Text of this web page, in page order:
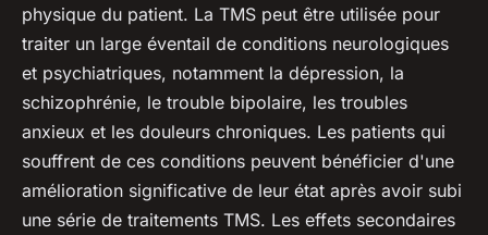
physique du patient. La TMS peut être utilisée pour
traiter un large éventail de conditions neurologiques
et psychiatriques, notamment la dépression, la
schizophrénie, le trouble bipolaire, les troubles
anxieux et les douleurs chroniques. Les patients qui
souffrent de ces conditions peuvent bénéficier d'une
amélioration significative de leur état après avoir subi
une série de traitements TMS. Les effets secondaires